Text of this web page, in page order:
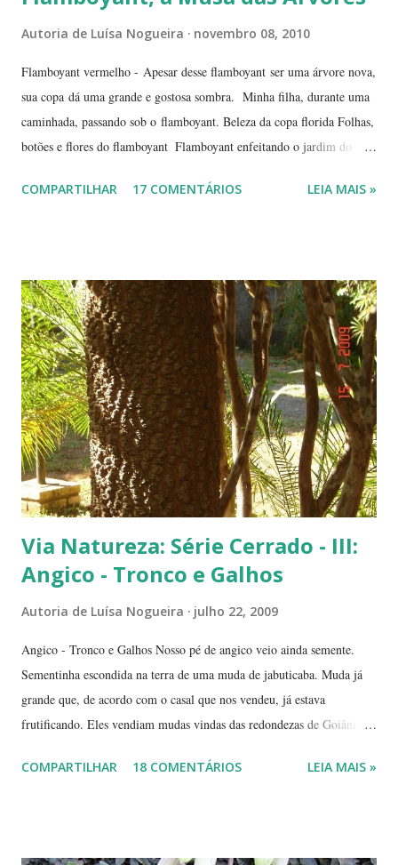
Autoria de Luísa Nogueira novembro 08, 2010
Flamboyant vermelho - Apesar desse flamboyant ser uma árvore nova,
sua copa dá uma grande e gostosa sombra. Minha filha, durante uma
caminhada, passando sob o flamboyant. Beleza da copa florida Folhas,
botões e flores do flamboyant Flamboyant enfeitando o jardim do
fachada do TJ. Flores e galhos retorcidos do flamboyant. Flores do
árvores dando as boas vindas na entrada de uma lanchonete, na
rodovia que liga Goiânia a Brasília ( Lanchonete Jerivá ).
Flamboyants do Jerivá Flamboyant amarelo - Este está em Brasília,
logo depois da Ponte das Garças - conhecida como 'a ponte do
(Conjunto Comercial) Gilberto Salomão', no sentid...
COMPARTILHAR 17 COMENTÁRIOS LEIA MAIS »
Via Natureza: Série Cerrado - III:
Angico - Tronco e Galhos
Autoria de Luísa Nogueira julho 22, 2009
Angico - Tronco e Galhos Nosso pé de angico veio ainda semente.
Sementinha escondida na terra de uma muda de jabuticaba. Muda já
grande que, de acordo com o casal que nos vendeu, já estava
frutificando. Eles vendiam mudas vindas das redondezas de Goiânia.
plantado a jabuticabeira, com bastante cuidado, regando-a
COMPARTILHAR 18 COMENTÁRIOS LEIA MAIS »